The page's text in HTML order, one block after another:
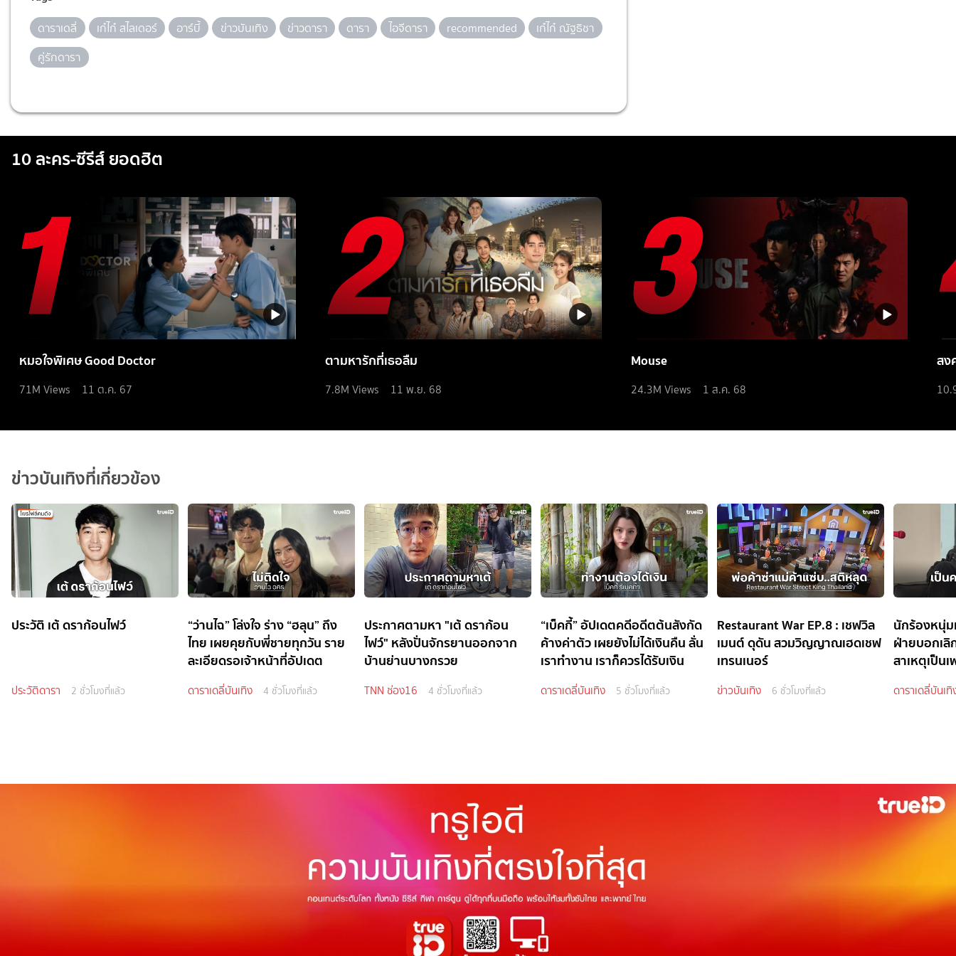
ดาราเดลี่ เก๋ไก๋ สไลเดอร์ อาร์บี้ ข่าวบันเทิง ข่าวดารา ดารา ไอจีดารา recommended
เก๋ไก๋ ณัฐธิชา
คู่รักดารา
10 ละคร-ซีรีส์ ยอดฮิต
หมอใจพิเศษ Good Doctor
71M Views 11 ต.ค. 67
ตามหารักที่เธอลืม
7.8M Views 11 พ.ย. 68
Mouse
24.3M Views 1 ส.ค. 68
สง
ข่าวบันเทิงที่เกี่ยวข้อง
ประวัติ เต้ ดราก้อนไฟว์
ประวัติดารา 2 ชั่วโมงที่แล้ว
“ว่านไฉ” โล่งใจ ร่าง “ฮลุน” ถึง
ไทย เผยคุยกับพี่ชายทุกวัน ราย
ละเอียดรอเจ้าหน้าที่อัปเดต
ดาราเดลี่บันเทิง 4 ชั่วโมงที่แล้ว
ประกาศตามหา "เต้ ดราก้อน
ไฟว์" หลังปั่นจักรยานออกจาก
บ้านย่านบางกรวย
TNN ช่อง16 4 ชั่วโมงที่แล้ว
“เบ็คกี้” อัปเดตคดีอดีตต้นสังกัด
ค้างค่าตัว เผยยังไม่ได้เงินคืน ลั่น
เราทำงาน เราก็ควรได้รับเงิน
ดาราเดลี่บันเทิง 5 ชั่วโมงที่แล้ว
Restaurant War EP.8 : เชฟวิล
เมนต์ ดุดัน สวมวิญญาณเฮดเชฟ
เทรนเนอร์
ข่าวบันเทิง 6 ชั่วโมงที่แล้ว
นักร้องหนุ่ม
ฝ่ายบอกเ
สาเหตุเป็นเ
ดาราเดลี่บันเทิ